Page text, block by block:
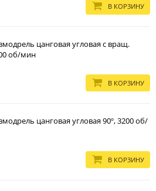
В КОРЗИНУ
цанговая угловая с вращ.
об/мин
В КОРЗИНУ
цанговая угловая 90º, 3200 об/
В КОРЗИНУ